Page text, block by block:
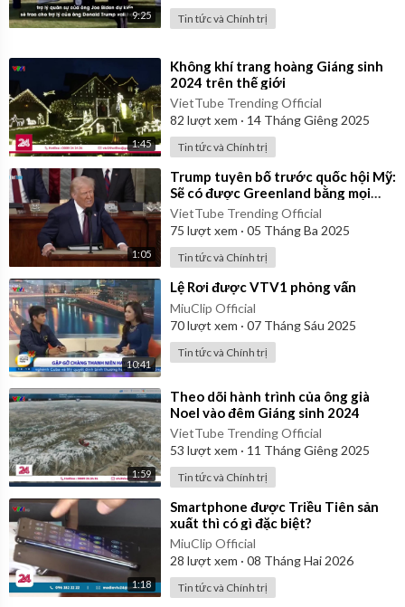
9:25 Tin tức và Chính trị
1:45
⁣Không khí trang hoàng Giáng sinh
2024 trên thế giới
VietTube Trending Official
82 lượt xem · 14 Tháng Giêng 2025
Tin tức và Chính trị
1:05
⁣Trump tuyên bố trước quốc hội Mỹ:
Sẽ có được Greenland bằng mọi
cách!
VietTube Trending Official
75 lượt xem · 05 Tháng Ba 2025
Tin tức và Chính trị
10:41
⁣Lệ Rơi được VTV1 phỏng vấn
MiuClip Official
70lượt xem · 07 Tháng Sáu 2025
Tin tức và Chính trị
1:59
⁣Theo dõi hành trình của ông già
Noel vào đêm Giáng sinh 2024
VietTube Trending Official
53 lượt xem · 11 Tháng Giêng 2025
Tin tức và Chính trị
1:18
⁣Smartphone được Triều Tiên sản
xuất thì có gì đặc biệt?
MiuClip Official
28 lượt xem · 08 Tháng Hai 2026
Tin tức và Chính trị